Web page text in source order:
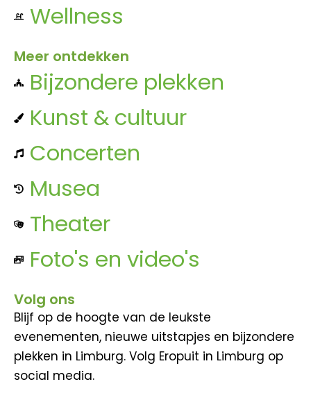
Wellness
Meer ontdekken
Bijzondere plekken
Kunst & cultuur
Concerten
Musea
Theater
Foto's en video's
Volg ons
Blijf op de hoogte van de leukste
evenementen, nieuwe uitstapjes en bijzondere
plekken in Limburg. Volg Eropuit in Limburg op
social media.